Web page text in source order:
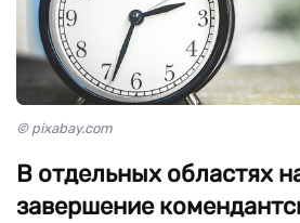
© pixabay.com
В отдельных областях
завершение